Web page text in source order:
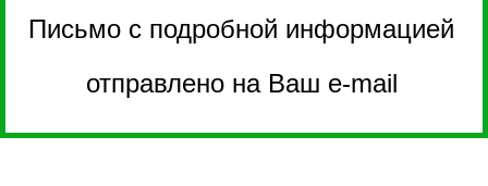
Письмо с подробной информацией
отправлено на Ваш e-mail